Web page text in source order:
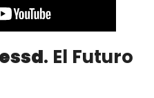
. El Futuro